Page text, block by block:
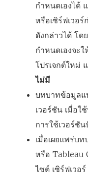
กำหนดเองได้
หรือเซิร์ฟเวอ
ดังกล่าวได้ โ
กำหนดเองจะ
โปรเจกต์ใหม่
ไม่มี
บทบาทข้อมูลแ
เวอร์ชัน เมื่อใ
การใช้เวอร์ชั
เมื่อเผยแพร่บ
หรือ Tableau
ไซต์ เซิร์ฟเวอ